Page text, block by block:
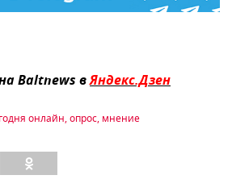
Baltnews вЯндекс.Дзен
онлайн,опрос, мнение